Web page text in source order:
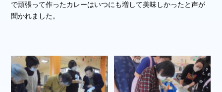
で頑張って作ったカレーはいつにも増して美味しかったと声が
聞かれました。